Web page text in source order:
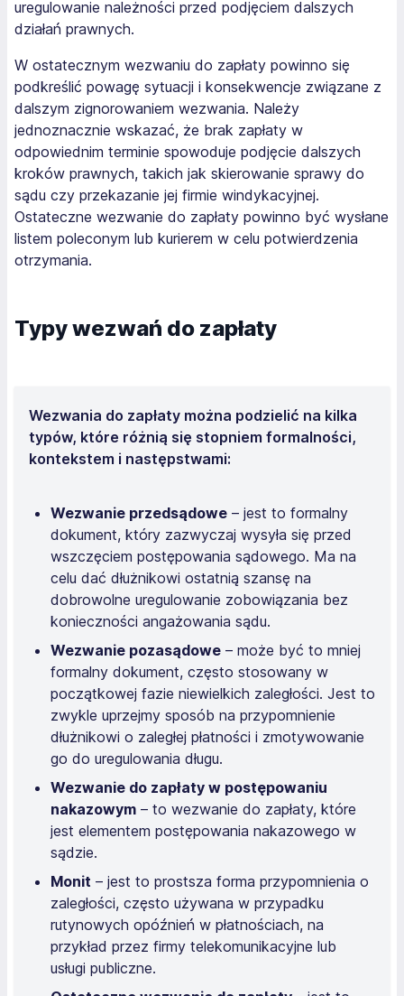
uregulowanie należności przed podjęciem dalszych
działań prawnych.
W ostatecznym wezwaniu do zapłaty powinno się
podkreślić powagę sytuacji i konsekwencje związane z
dalszym zignorowaniem wezwania. Należy
jednoznacznie wskazać, że brak zapłaty w
odpowiednim terminie spowoduje podjęcie dalszych
kroków prawnych, takich jak skierowanie sprawy do
sądu czy przekazanie jej firmie windykacyjnej.
Ostateczne wezwanie do zapłaty powinno być wysłane
listem poleconym lub kurierem w celu potwierdzenia
otrzymania.
Typy wezwań do zapłaty
Wezwania do zapłaty można podzielić na kilka
typów, które różnią się stopniem formalności,
kontekstem i następstwami:
Wezwanie przedsądowe – jest to formalny
dokument, który zazwyczaj wysyła się przed
wszczęciem postępowania sądowego. Ma na
celu dać dłużnikowi ostatnią szansę na
dobrowolne uregulowanie zobowiązania bez
konieczności angażowania sądu.
Wezwanie pozasądowe – może być to mniej
formalny dokument, często stosowany w
początkowej fazie niewielkich zaległości. Jest to
zwykle uprzejmy sposób na przypomnienie
dłużnikowi o zaległej płatności i zmotywowanie
go do uregulowania długu.
Wezwanie do zapłaty w postępowaniu
nakazowym – to wezwanie do zapłaty, które
jest elementem postępowania nakazowego w
sądzie.
Monit – jest to prostsza forma przypomnienia o
zaległości, często używana w przypadku
rutynowych opóźnień w płatnościach, na
przykład przez firmy telekomunikacyjne lub
usługi publiczne.